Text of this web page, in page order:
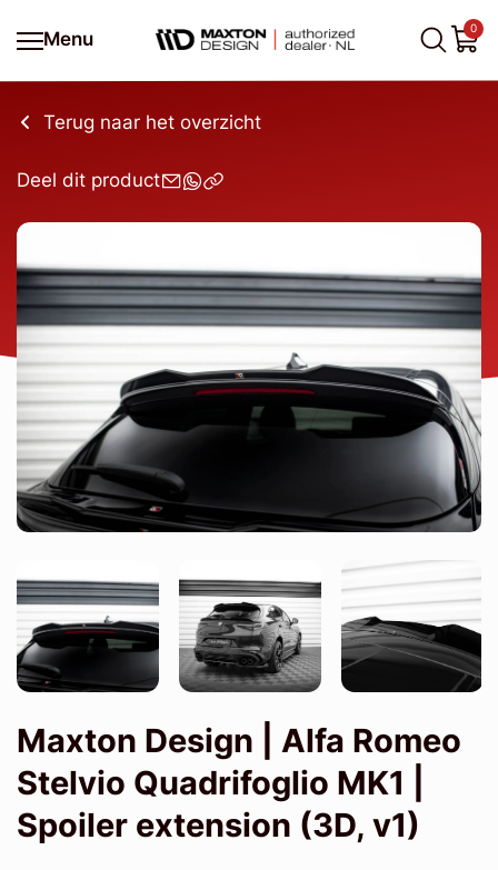
Menu
0
Terug naar het overzicht
Deel dit product
Maxton Design | Alfa Romeo
Stelvio Quadrifoglio MK1 |
Spoiler extension (3D, v1)